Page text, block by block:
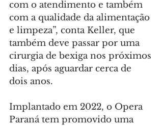
com o atendimento e também
com a qualidade da alimentação
e limpeza”, conta Keller, que
também deve passar por uma
cirurgia de bexiga nos próximos
dias, após aguardar cerca de
dois anos.
Implantado em 2022, o Opera
Paraná tem promovido uma